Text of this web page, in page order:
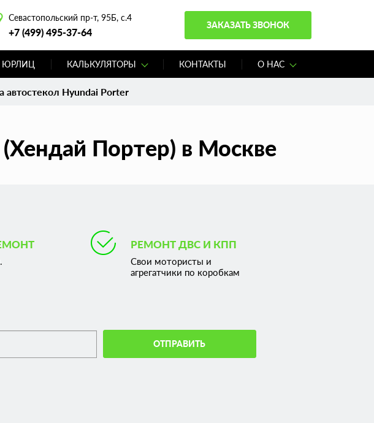
Севастопольский пр-т, 95Б, с.4
+7 (499) 495-37-64
ЗАКАЗАТЬ ЗВОНОК
ЮРЛИЦ КАЛЬКУЛЯТОРЫ КОНТАКТЫ О НАС
автостекол Hyundai Porter
Портер) в Москве
РЕМОНТ ДВС И КПП
Свои мотористы и
агрегатчики по коробкам
ОТПРАВИТЬ